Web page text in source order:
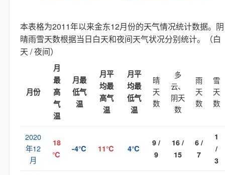
本表格为2011年以来金东12月份的天气情况统计数据。阴
晴雨雪天数根据当日白天和夜间天气状况分别统计。（白
天 / 夜间）
月份
月
最
高
气
温
月最
低气
温
月平
均最
高气
温
月平
均最
低气
温
晴
天
数
多
云、
阴天
数
雨
天
数
雪
天
数
2020
年12
月
18
℃
-4℃ 11℃ 4℃
9 /
9
16 /
15
6 /
7
1
/
3